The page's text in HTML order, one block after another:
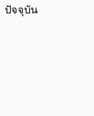
ปัจจุบัน